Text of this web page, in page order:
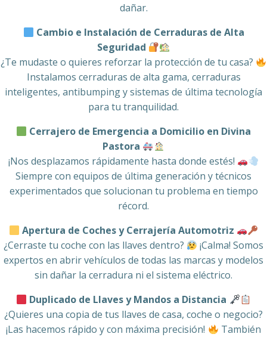
dañar.
Cambio e Instalación de Cerraduras de Alta
Seguridad
¿Te mudaste o quieres reforzar la protección de tu casa?
Instalamos cerraduras de alta gama, cerraduras
inteligentes, antibumping y sistemas de última tecnología
para tu tranquilidad.
Cerrajero de Emergencia a Domicilio en Divina
Pastora
¡Nos desplazamos rápidamente hasta donde estés!
Siempre con equipos de última generación y técnicos
experimentados que solucionan tu problema en tiempo
récord.
Apertura de Coches y Cerrajería Automotriz
¿Cerraste tu coche con las llaves dentro?
¡Calma! Somos
expertos en abrir vehículos de todas las marcas y modelos
sin dañar la cerradura ni el sistema eléctrico.
Duplicado de Llaves y Mandos a Distancia
¿Quieres una copia de tus llaves de casa, coche o negocio?
¡Las hacemos rápido y con máxima precisión!
También